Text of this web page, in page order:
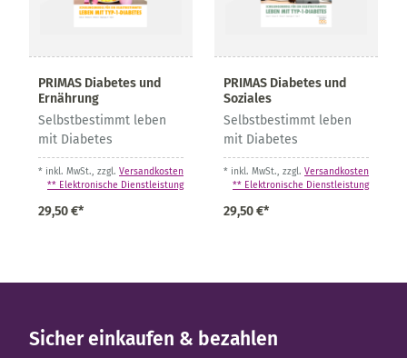
PRIMAS Diabetes und
Ernährung
29,50 €*
Selbstbestimmt leben
mit Diabetes
* inkl. MwSt., zzgl. Versandkosten
** Elektronische Dienstleistung
PRIMAS Diabetes und
Soziales
29,50 €*
Selbstbestimmt leben
mit Diabetes
* inkl. MwSt., zzgl. Versandkosten
** Elektronische Dienstleistung
Sicher einkaufen & bezahlen